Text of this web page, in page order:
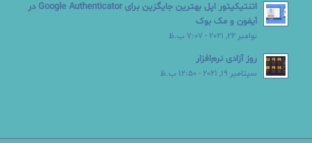
اتنتیکیتور اپل بهترین جایگزین برای Google Authenticator در
آیفون و مک بوک
نوامبر 22, 2021 - 7:07 ب.ظ
روز آزادی نرم‌افزار
سپتامبر 19, 2021 - 12:50 ب.ظ